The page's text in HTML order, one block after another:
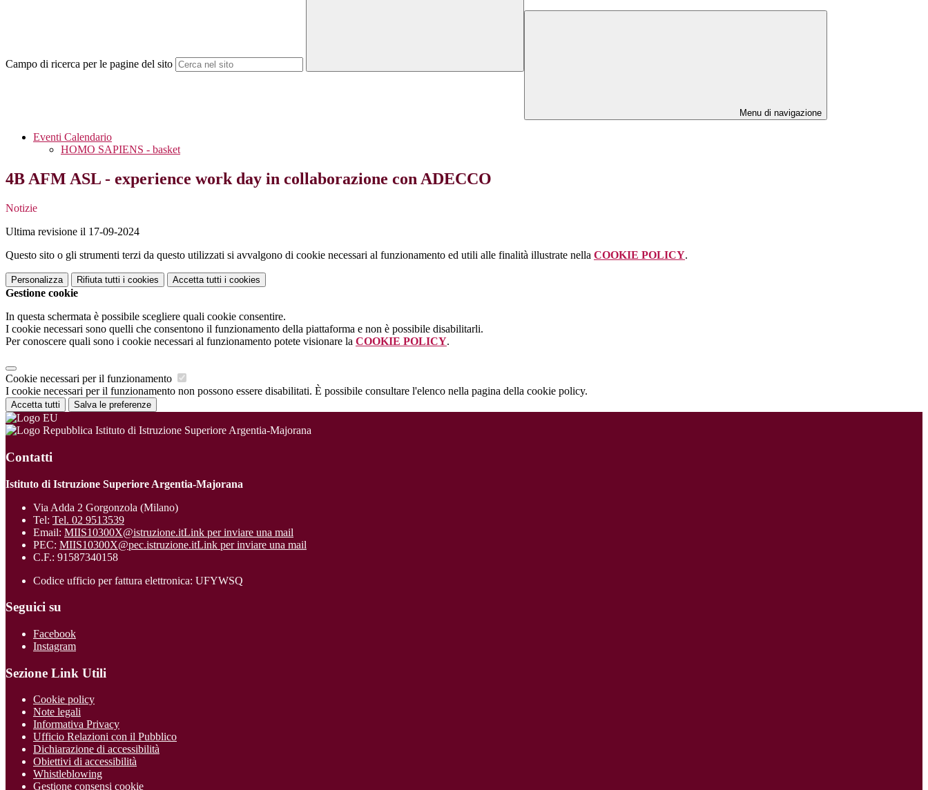
Campo di ricerca per le pagine del sito
Menu di navigazione
Eventi Calendario
HOMO SAPIENS - basket
4B AFM ASL - experience work day in collaborazione con ADECCO
Notizie
Ultima revisione il 17-09-2024
Questo sito o gli strumenti terzi da questo utilizzati si avvalgono di cookie necessari al funzionamento ed utili alle finalità illustrate nella COOKIE POLICY.
Personalizza Rifiuta tutti i cookies Accetta tutti i cookies
Gestione cookie
In questa schermata è possibile scegliere quali cookie consentire.
I cookie necessari sono quelli che consentono il funzionamento della piattaforma e non è possibile disabilitarli.
Per conoscere quali sono i cookie necessari al funzionamento potete visionare la COOKIE POLICY.
Cookie necessari per il funzionamento
I cookie necessari per il funzionamento non possono essere disabilitati. È possibile consultare l'elenco nella pagina della cookie policy.
Accetta tutti Salva le preferenze
Istituto di Istruzione Superiore Argentia-Majorana
Contatti
Istituto di Istruzione Superiore Argentia-Majorana
Via Adda 2 Gorgonzola (Milano)
Tel: Tel. 02 9513539
Email: MIIS10300X@istruzione.itLink per inviare una mail
PEC: MIIS10300X@pec.istruzione.itLink per inviare una mail
C.F.: 91587340158
Codice ufficio per fattura elettronica: UFYWSQ
Seguici su
Facebook
Instagram
Sezione Link Utili
Cookie policy
Note legali
Informativa Privacy
Ufficio Relazioni con il Pubblico
Dichiarazione di accessibilità
Obiettivi di accessibilità
Whistleblowing
Gestione consensi cookie